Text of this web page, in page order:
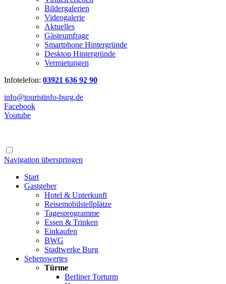
Bildergalerien
Videogalerie
Aktuelles
Gästeumfrage
Smartphone Hintergründe
Desktop Hintergründe
Vermietungen
Infotelefon: 03921 636 92 90
info@touristinfo-burg.de
Facebook
Youtube
Navigation überspringen
Start
Gastgeber
Hotel & Unterkunft
Reisemobilstellplätze
Tagesprogramme
Essen & Trinken
Einkaufen
BWG
Stadtwerke Burg
Sehenswertes
Türme
Berliner Torturm